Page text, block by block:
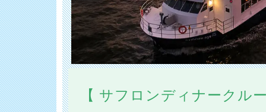
【 サフロンディナークル